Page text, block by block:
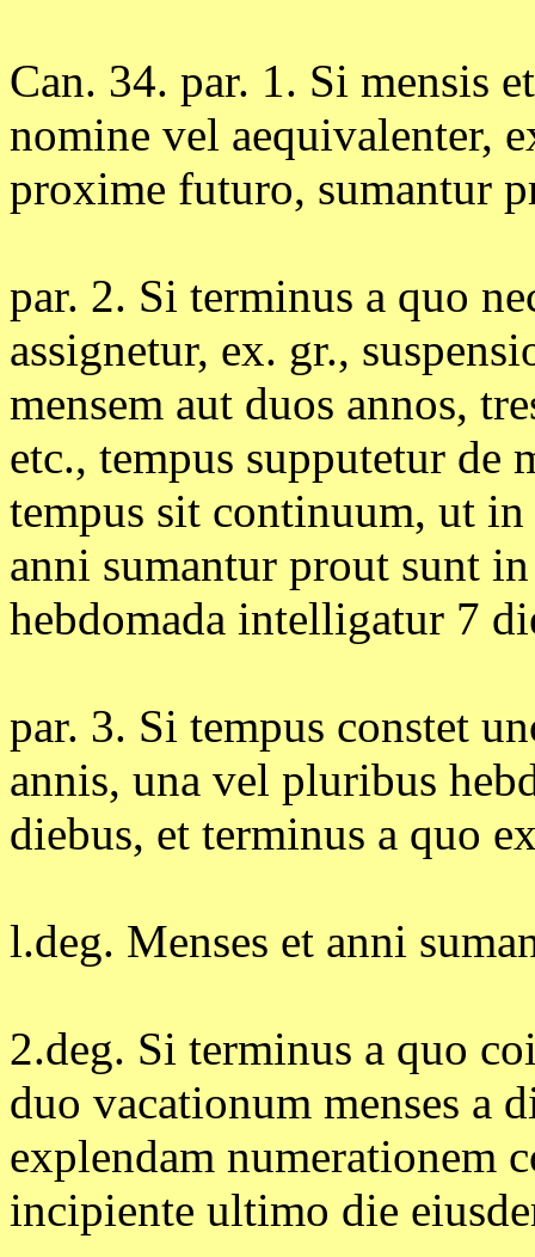
Can. 34. par. 1. Si mensis
nomine vel aequivalenter,
proxime futuro, sumantur
par. 2. Si terminus a quo
assignetur, ex. gr.,
mensem aut duos annos,
etc., tempus supputetur de
tempus sit continuum, ut
anni sumantur prout sunt
hebdomada intelligatur 7
par. 3. Si tempus constet
annis, una vel pluribus
diebus, et terminus a quo
l.deg. Menses et anni
2.deg. Si terminus a quo
duo vacationum menses a
explendam numerationem
incipiente ultimo die